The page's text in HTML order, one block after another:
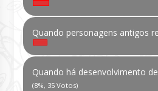
Quando personagens antigos
Quando há desenvolvimento
(8%, 35 Votos)